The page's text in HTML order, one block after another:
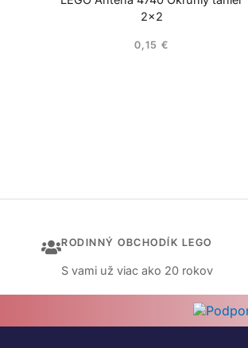
2×2
0,15€
RODINNÝ OBCHODÍK LEGO
S vami už viac ako 20 rokov